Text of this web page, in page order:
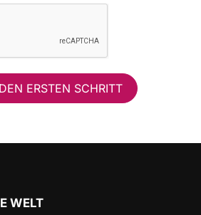
ERSTEN SCHRITT
WELT